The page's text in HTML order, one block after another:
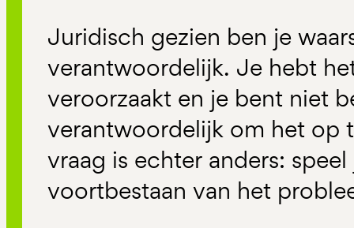
Juridisch gezien ben je
verantwoordelijk. Je hebt
veroorzaakt en je bent niet
verantwoordelijk om het op
vraag is echter anders:
voortbestaan van het